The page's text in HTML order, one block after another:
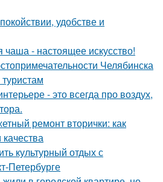
удобстве и
чаша - настоящее искусство!
Челябинска
- это всегда про воздух,
ремонт вторички: как
культурный отдых с
Петербурге